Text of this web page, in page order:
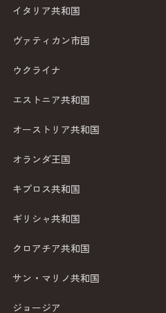
イタリア共和国
ヴァティカン市国
ウクライナ
エストニア共和国
オーストリア共和国
オランダ王国
キプロス共和国
ギリシャ共和国
クロアチア共和国
サン・マリノ共和国
ジョージア